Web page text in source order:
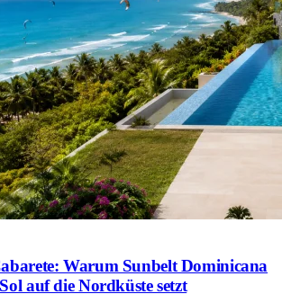
Warum Sunbelt Dominicana
auf die Nordküste setzt